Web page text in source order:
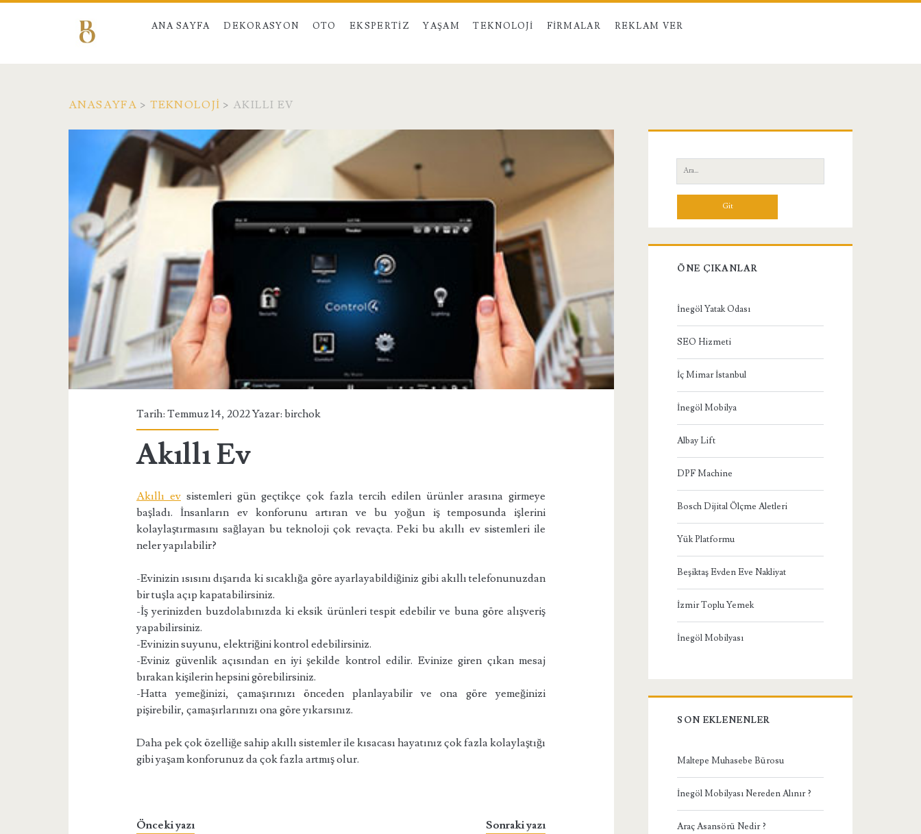
ANA SAYFA DEKORASYON OTO EKSPERTIZ YAŞAM TEKNOLOJI FIRMALAR REKLAM VER
ANASAYFA > TEKNOLOJI > AKILLI EV
Tarih: Temmuz 14, 2022 Yazar:birchok
Akıllı Ev
Akıllı ev sistemleri gün geçtikçe çok fazla tercih edilen ürünler arasına girmeye
başladı. İnsanların ev konforunu artıran ve bu yoğun iş temposunda işlerini
kolaylaştırmasını sağlayan bu teknoloji çok revaçta. Peki bu akıllı ev sistemleri ile
neler yapılabilir?
-Evinizin ısısını dışarıda ki sıcaklığa göre ayarlayabildiğiniz gibi akıllı telefonunuzdan
bir tuşla açıp kapatabilirsiniz.
-İş yerinizden buzdolabınızda ki eksik ürünleri tespit edebilir ve buna göre alışveriş
yapabilirsiniz.
-Evinizin suyunu, elektriğini kontrol edebilirsiniz.
-Eviniz güvenlik açısından en iyi şekilde kontrol edilir. Evinize giren çıkan mesaj
bırakan kişilerin hepsini görebilirsiniz.
-Hatta yemeğinizi, çamaşırınızı önceden planlayabilir ve ona göre yemeğinizi
pişirebilir, çamaşırlarınızı ona göre yıkarsınız.
Daha pek çok özelliğe sahip akıllı sistemler ile kısacası hayatınız çok fazla kolaylaştığı
gibi yaşam konforunuz da çok fazla artmış olur.
Önceki yazı
Sonraki yazı
Yan
Menü
Ara:
ÖNE ÇIKANLAR
İnegöl Yatak Odası
SEO Hizmeti
İç Mimar İstanbul
İnegöl Mobilya
Albay Lift
DPF Machine
Bosch Dijital Ölçme Aletleri
Yük Platformu
Beşiktaş Evden Eve Nakliyat
İzmir Toplu Yemek
İnegöl Mobilyası
SON EKLENENLER
Maltepe Muhasebe Bürosu
İnegöl Mobilyası Nereden Alınır ?
Araç Asansörü Nedir ?